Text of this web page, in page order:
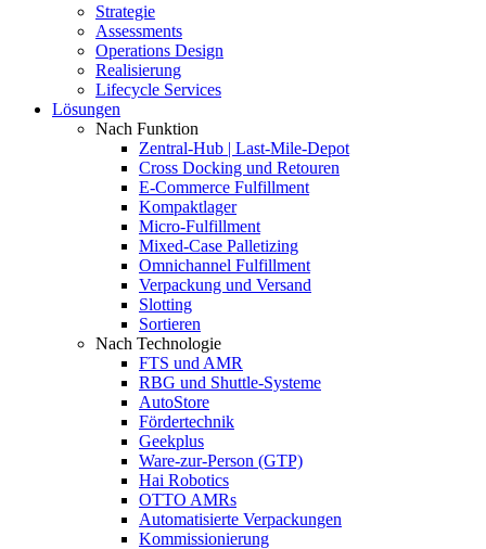
Strategie
Assessments
Operations Design
Realisierung
Lifecycle Services
Lösungen
Nach Funktion
Zentral-Hub | Last-Mile-Depot
Cross Docking und Retouren
E-Commerce Fulfillment
Kompaktlager
Micro-Fulfillment
Mixed-Case Palletizing
Omnichannel Fulfillment
Verpackung und Versand
Slotting
Sortieren
Nach Technologie
FTS und AMR
RBG und Shuttle-Systeme
AutoStore
Fördertechnik
Geekplus
Ware-zur-Person (GTP)
Hai Robotics
OTTO AMRs
Automatisierte Verpackungen
Kommissionierung